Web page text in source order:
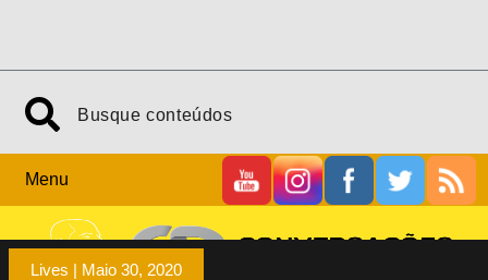
Menu
Lives | Maio 30, 2020